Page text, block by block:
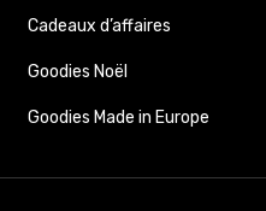
Cadeaux d’affaires
Goodies Noël
Goodies Made in Europe